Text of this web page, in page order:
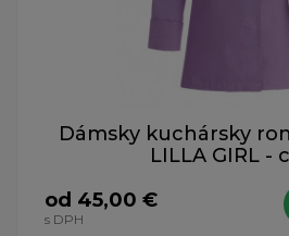
Dámsky kuchársky
LILLA GIRL -
od 45,00 €
s DPH